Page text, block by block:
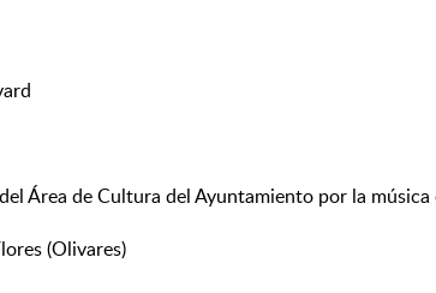
Área de Cultura del Ayuntamiento por la
(Olivares)